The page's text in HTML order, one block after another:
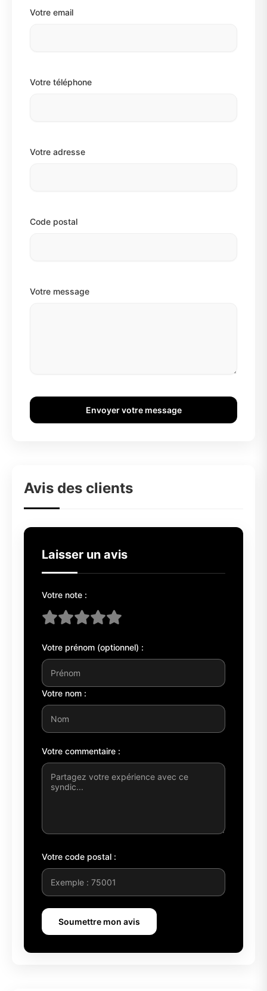
Votre email
Votre téléphone
Votre adresse
Code postal
Votre message
Envoyer votre message
Avis des clients
Laisser un avis
Votre note :
Votre prénom (optionnel) :
Votre nom :
Votre commentaire :
Votre code postal :
Soumettre mon avis